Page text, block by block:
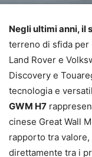
Negli ultimi anni, il
terreno di sfida per
Land Rover e
Discovery e
tecnologia e
GWM H7
cinese Great Wall
rapporto tra
direttamente tra i